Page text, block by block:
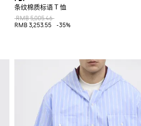
条纹棉质标语 T 恤
RMB 5,005.46
RMB 3,253.55
-35%